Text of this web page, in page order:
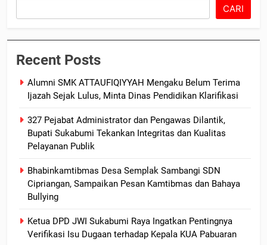
CARI
Recent Posts
Alumni SMK ATTAUFIQIYYAH Mengaku Belum Terima
Ijazah Sejak Lulus, Minta Dinas Pendidikan Klarifikasi
327 Pejabat Administrator dan Pengawas Dilantik,
Bupati Sukabumi Tekankan Integritas dan Kualitas
Pelayanan Publik
Bhabinkamtibmas Desa Semplak Sambangi SDN
Cipriangan, Sampaikan Pesan Kamtibmas dan Bahaya
Bullying
Ketua DPD JWI Sukabumi Raya Ingatkan Pentingnya
Verifikasi Isu Dugaan terhadap Kepala KUA Pabuaran